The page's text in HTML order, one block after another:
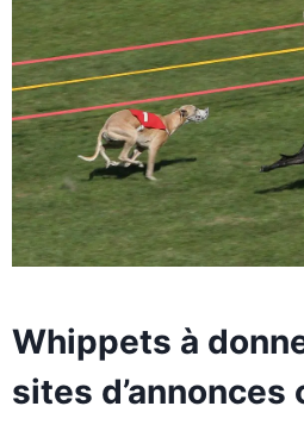
Whippets à
sites d’annonces